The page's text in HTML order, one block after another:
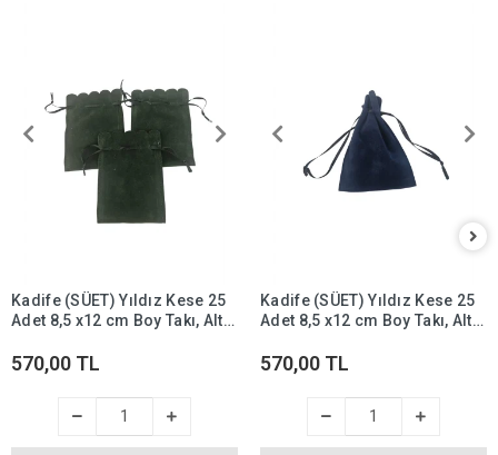
Kadife (SÜET) Yıldız Kese 25
Adet 8,5 x12 cm Boy Takı, Altın
570,00 TL
Kadife (SÜET) Yıldız Kese 25
Adet 8,5 x12 cm Boy Takı, Altın
570,00 TL